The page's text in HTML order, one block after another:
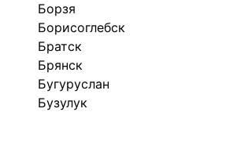
Борзя
Борисоглебск
Братск
Брянск
Бугуруслан
Бузулук